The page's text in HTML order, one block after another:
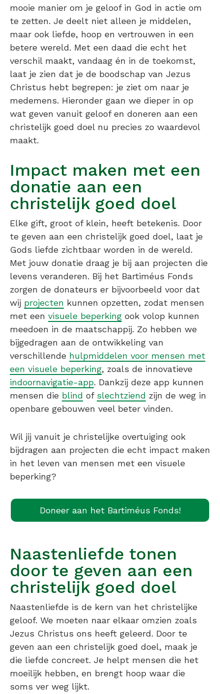
mooie manier om je geloof in God in actie om
te zetten. Je deelt niet alleen je middelen,
maar ook liefde, hoop en vertrouwen in een
betere wereld. Met een daad die echt het
verschil maakt, vandaag én in de toekomst,
laat je zien dat je de boodschap van Jezus
Christus hebt begrepen: je ziet om naar je
medemens. Hieronder gaan we dieper in op
wat geven vanuit geloof en doneren aan een
christelijk goed doel nu precies zo waardevol
maakt.
Impact maken met een
donatie aan een
christelijk goed doel
Elke gift, groot of klein, heeft betekenis. Door
te geven aan een christelijk goed doel, laat je
Gods liefde zichtbaar worden in de wereld.
Met jouw donatie draag je bij aan projecten die
levens veranderen. Bij het Bartiméus Fonds
zorgen de donateurs er bijvoorbeeld voor dat
wij projecten kunnen opzetten, zodat mensen
met een visuele beperking ook volop kunnen
meedoen in de maatschappij. Zo hebben we
bijgedragen aan de ontwikkeling van
verschillende hulpmiddelen voor mensen met
een visuele beperking, zoals de innovatieve
indoornavigatie-app. Dankzij deze app kunnen
mensen die blind of slechtziend zijn de weg in
openbare gebouwen veel beter vinden.
Wil jij vanuit je christelijke overtuiging ook
bijdragen aan projecten die echt impact maken
in het leven van mensen met een visuele
beperking?
Doneer aan het Bartiméus Fonds!
Naastenliefde tonen
door te geven aan een
christelijk goed doel
Naastenliefde is de kern van het christelijke
geloof. We moeten naar elkaar omzien zoals
Jezus Christus ons heeft geleerd. Door te
geven aan een christelijk goed doel, maak je
die liefde concreet. Je helpt mensen die het
moeilijk hebben, en brengt hoop waar die
soms ver weg lijkt.